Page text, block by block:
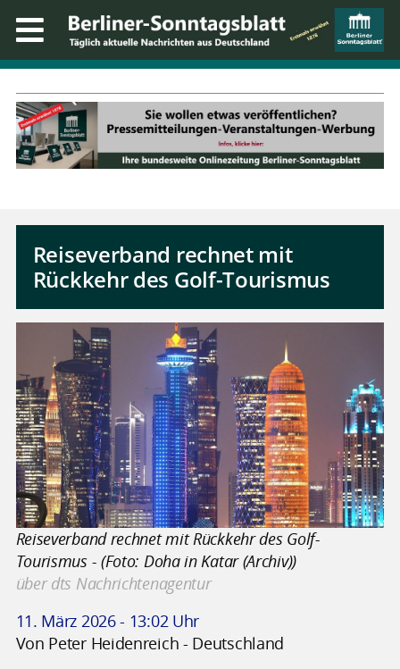
Reiseverband rechnet mit
Rückkehr des Golf-Tourismus
Reiseverband rechnet mit Rückkehr des Golf-
Tourismus - (Foto: Doha in Katar (Archiv))
über dts Nachrichtenagentur
11. März 2026 - 13:02 Uhr
Von Peter Heidenreich - Deutschland